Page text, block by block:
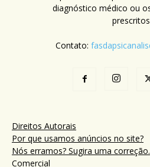
diagnóstico médico ou
Contato:
Direitos Autorais
Por que usamos anúncios no site?
Nós erramos? Sugira uma correção.
Comercial